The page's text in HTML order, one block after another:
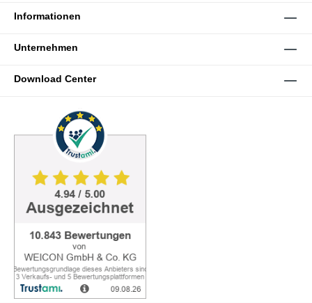
Informationen
Unternehmen
Download Center